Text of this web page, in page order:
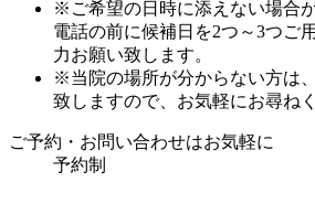
※ご希望の日時に添えない場合
電話の前に候補日を2つ～3つご
力お願い致します。
※当院の場所が分からない方は
致しますので、お気軽にお尋ね
ご予約・お問い合わせはお気軽に
予約制